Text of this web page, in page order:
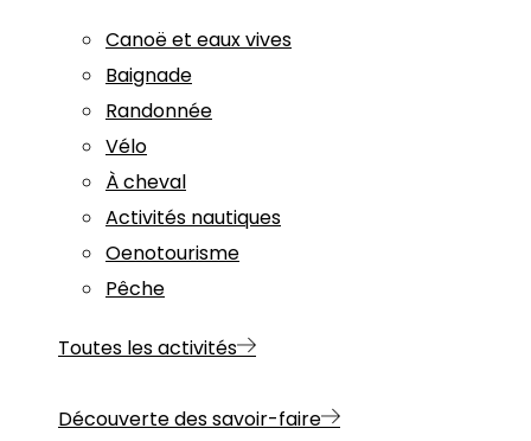
Canoë et eaux vives
Baignade
Randonnée
Vélo
À cheval
Activités nautiques
Oenotourisme
Pêche
Toutes les activités
Découverte des savoir-faire